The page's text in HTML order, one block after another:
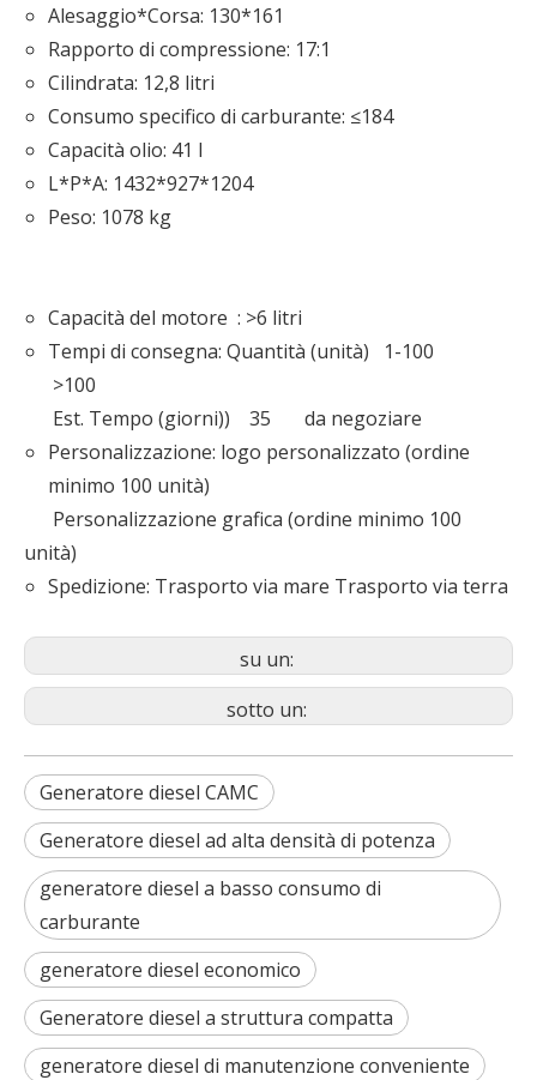
Alesaggio*Corsa: 130*161
Rapporto di compressione: 17:1
Cilindrata: 12,8 litri
Consumo specifico di carburante: ≤184
Capacità olio: 41 l
L*P*A: 1432*927*1204
Peso: 1078 kg
Capacità del motore : >6 litri
Tempi di consegna: Quantità (unità) 1-100
>100
Est. Tempo (giorni)) 35 da negoziare
Personalizzazione: logo personalizzato (ordine
minimo 100 unità)
Personalizzazione grafica (ordine minimo 100
unità)
Spedizione: Trasporto via mare Trasporto via terra
su un:
sotto un:
Generatore diesel CAMC
Generatore diesel ad alta densità di potenza
generatore diesel a basso consumo di
carburante
generatore diesel economico
Generatore diesel a struttura compatta
generatore diesel di manutenzione conveniente